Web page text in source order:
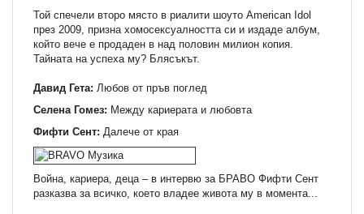
Той спечели второ място в риалити шоуто Аmerican Idol
през 2009, призна хомосексуалността си и издаде албум,
който вече е продаден в над половин милион копия.
Тайната на успеха му? Блясъкът.
Давид Гета: Любов от пръв поглед
Селена Гомез: Между кариерата и любовта
Фифти Сент: Далече от края
Война, кариера, деца – в интервю за БРАВО Фифти Сент
разказва за всичко, което владее живота му в момента...